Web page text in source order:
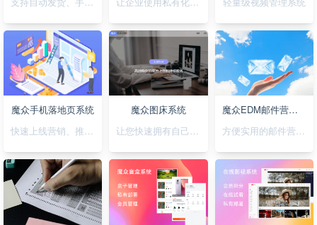
魔众手机落地页系统
快速上线营销、推广落地页，可视化拖拽创，支持手机H5/微信小程序/抖音小程序
魔众图床系统
让您快速拥有自己私有化的图床系统
魔众EDM邮件营销系统
方便实用的邮件营销系统